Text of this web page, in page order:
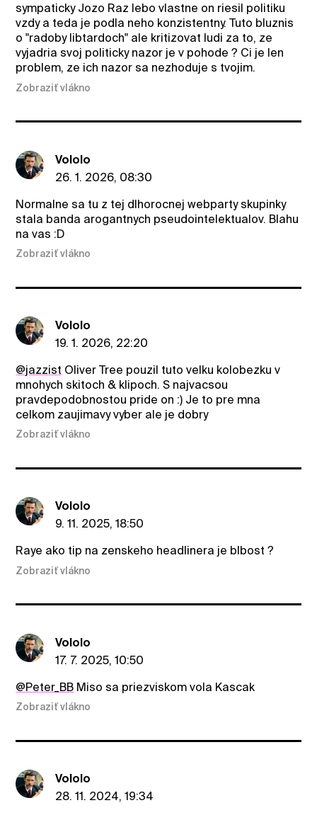
sympaticky Jozo Raz lebo vlastne on riesil politiku
vzdy a teda je podla neho konzistentny. Tuto bluznis
o "radoby libtardoch" ale kritizovat ludi za to, ze
vyjadria svoj politicky nazor je v pohode ? Ci je len
problem, ze ich nazor sa nezhoduje s tvojim.
Zobraziť vlákno
Vololo
26. 1. 2026, 08:30
Normalne sa tu z tej dlhorocnej webparty skupinky
stala banda arogantnych pseudointelektualov. Blahu
na vas :D
Zobraziť vlákno
Vololo
19. 1. 2026, 22:20
@jazzist Oliver Tree pouzil tuto velku kolobezku v
mnohych skitoch & klipoch. S najvacsou
pravdepodobnostou pride on :) Je to pre mna
celkom zaujimavy vyber ale je dobry
Zobraziť vlákno
Vololo
9. 11. 2025, 18:50
Raye ako tip na zenskeho headlinera je blbost ?
Zobraziť vlákno
Vololo
17. 7. 2025, 10:50
@Peter_BB Miso sa priezviskom vola Kascak
Zobraziť vlákno
Vololo
28. 11. 2024, 19:34